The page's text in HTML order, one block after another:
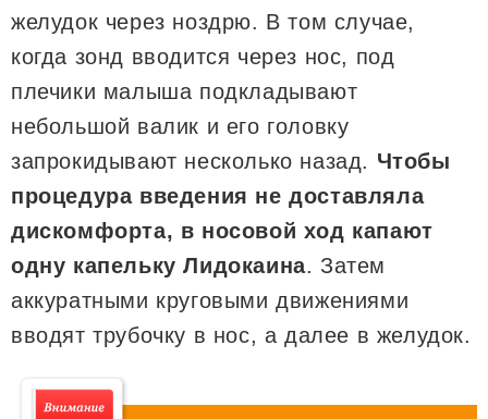
желудок через ноздрю. В том случае,
когда зонд вводится через нос, под
плечики малыша подкладывают
небольшой валик и его головку
запрокидывают несколько назад. Чтобы
процедура введения не доставляла
дискомфорта, в носовой ход капают
одну капельку Лидокаина. Затем
аккуратными круговыми движениями
вводят трубочку в нос, а далее в желудок.